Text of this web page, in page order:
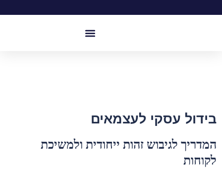
בידול עסקי לעצמאים
המדריך לגיבוש זהות ייחודית ולמשיכת
לקוחות